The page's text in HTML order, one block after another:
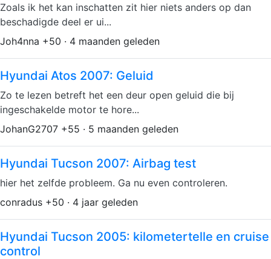
Zoals ik het kan inschatten zit hier niets anders op dan
beschadigde deel er ui...
Joh4nna +50 · 4 maanden geleden
Hyundai Atos 2007: Geluid
Zo te lezen betreft het een deur open geluid die bij
ingeschakelde motor te hore...
JohanG2707 +55 · 5 maanden geleden
Hyundai Tucson 2007: Airbag test
hier het zelfde probleem. Ga nu even controleren.
conradus +50 · 4 jaar geleden
Hyundai Tucson 2005: kilometertelle en cruise
control